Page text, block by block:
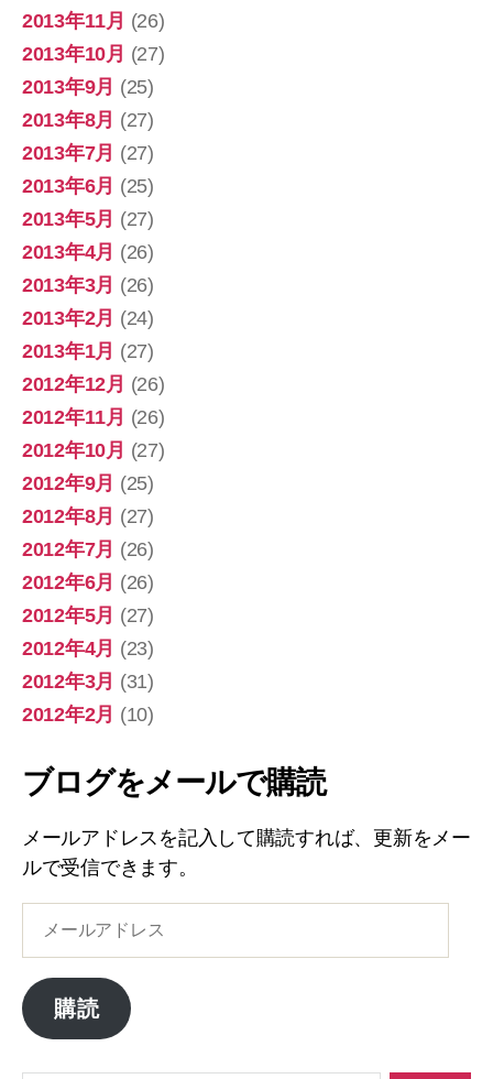
2013年11月 (26)
2013年10月 (27)
2013年9月 (25)
2013年8月 (27)
2013年7月 (27)
2013年6月 (25)
2013年5月 (27)
2013年4月 (26)
2013年3月 (26)
2013年2月 (24)
2013年1月 (27)
2012年12月 (26)
2012年11月 (26)
2012年10月 (27)
2012年9月 (25)
2012年8月 (27)
2012年7月 (26)
2012年6月 (26)
2012年5月 (27)
2012年4月 (23)
2012年3月 (31)
2012年2月 (10)
ブログをメールで購読
メールアドレスを記入して購読すれば、更新をメー
ルで受信できます。
ア
ド
ス
購読